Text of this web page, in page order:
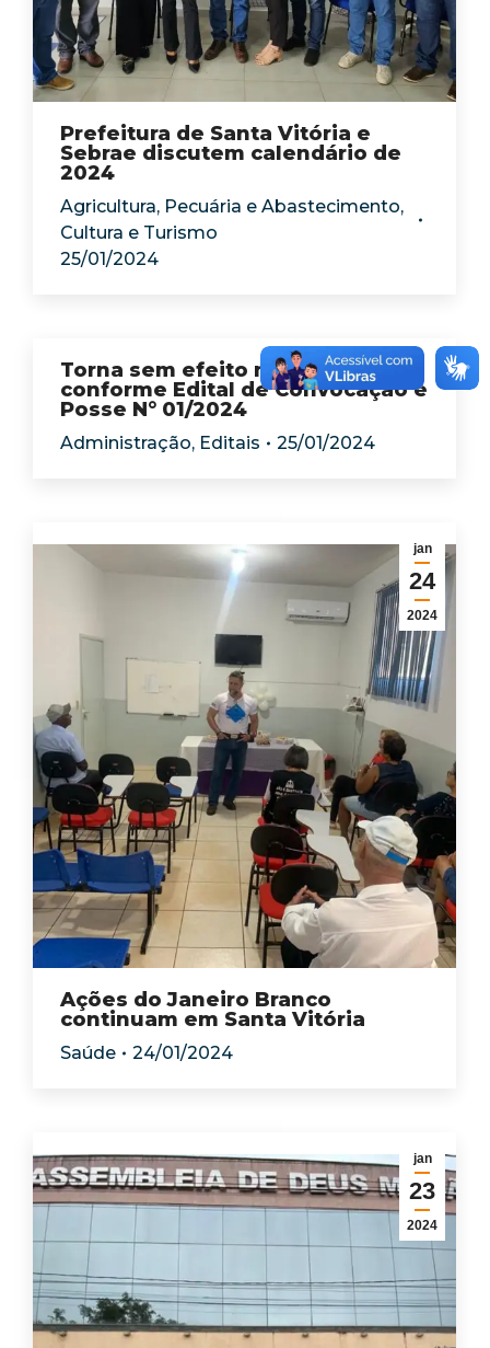
Prefeitura de Santa Vitória e
Sebrae discutem calendário de
2024
Agricultura, Pecuária e Abastecimento,
Cultura e Turismo
25/01/2024
Torna sem efeito nomeação
conforme Edital de Convocação e
Posse N° 01/2024
Administração, Editais 25/01/2024
jan
24
2024
Ações do Janeiro Branco
continuam em Santa Vitória
Saúde 24/01/2024
jan
23
2024